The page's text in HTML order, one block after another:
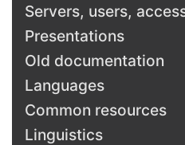
Servers, users,
Presentations
Old documentation
Languages
Common resources
Linguistics